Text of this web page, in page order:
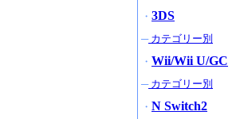
・ 3DS
─カテゴリー別
・ Wii/Wii U/GC
─カテゴリー別
・ N Switch2